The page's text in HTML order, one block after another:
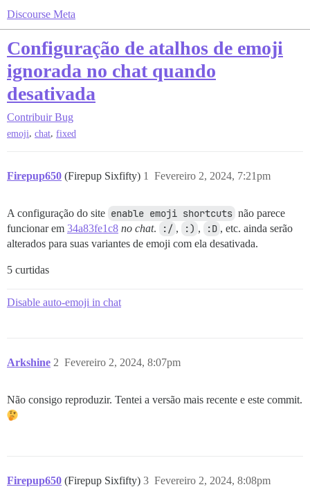
Discourse Meta
Configuração de atalhos de emoji
ignorada no chat quando
desativada
Contribuir Bug
emoji, chat, fixed
Firepup650 (Firepup Sixfifty) Fevereiro 2, 2024, 7:21pm
1
A configuração do site enable emoji shortcuts não parece
funcionar em 34a83fe1c8 no chat. :/ , :) , :D , etc. ainda serão
alterados para suas variantes de emoji com ela desativada.
5 curtidas
Disable auto-emoji in chat
Arkshine Fevereiro 2, 2024, 8:07pm
2
Não consigo reproduzir. Tentei a versão mais recente e este commit.
Firepup650 (Firepup Sixfifty) Fevereiro 2, 2024, 8:08pm
3